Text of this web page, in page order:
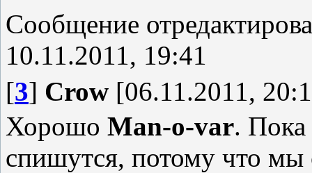
Сообщение
10.11.2011, 19:41
[3] Crow [06.11.2011,
Хорошо Man-o-var. Пока
спишутся, потому что